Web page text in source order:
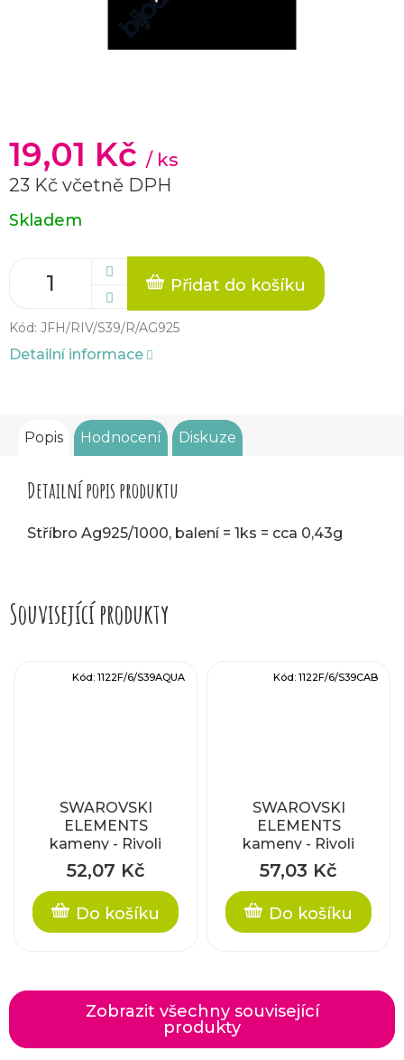
19,01 Kč / ks
23 Kč včetně DPH
Měrná
cena:
Skladem
Přidat do košíku
Kód: JFH/RIV/S39/R/AG925
Detailní informace
Popis Hodnocení Diskuze
Detailní popis produktu
Stříbro Ag925/1000, balení = 1ks = cca 0,43g
Související produkty
SWAROVSKI
ELEMENTS
kameny - Rivoli
Chaton,
aquamarine F, SS39
52,07 Kč
Do košíku
Kód: 1122F/6/S39AQUA
SWAROVSKI
ELEMENTS
kameny - Rivoli
Chaton, crystal AB
F, SS39 (cca 8mm)
57,03 Kč
Do košíku
Kód: 1122F/6/S39CAB
Zobrazit všechny související
produkty